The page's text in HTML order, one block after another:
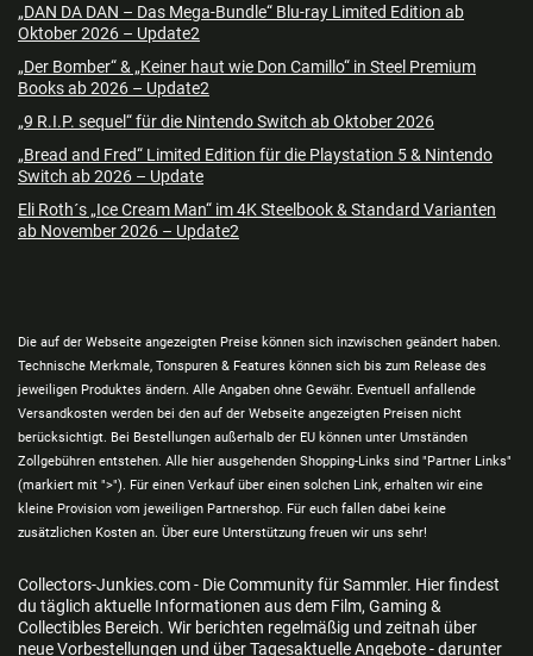
„DAN DA DAN – Das Mega-Bundle“ Blu-ray Limited Edition ab
Oktober 2026 – Update2
„Der Bomber“ & „Keiner haut wie Don Camillo“ in Steel Premium
Books ab 2026 – Update2
„9 R.I.P. sequel“ für die Nintendo Switch ab Oktober 2026
„Bread and Fred“ Limited Edition für die Playstation 5 & Nintendo
Switch ab 2026 – Update
Eli Roth´s „Ice Cream Man“ im 4K Steelbook & Standard Varianten
ab November 2026 – Update2
Die auf der Webseite angezeigten Preise können sich inzwischen geändert haben.
Technische Merkmale, Tonspuren & Features können sich bis zum Release des
jeweiligen Produktes ändern. Alle Angaben ohne Gewähr. Eventuell anfallende
Versandkosten werden bei den auf der Webseite angezeigten Preisen nicht
berücksichtigt. Bei Bestellungen außerhalb der EU können unter Umständen
Zollgebühren entstehen. Alle hier ausgehenden Shopping-Links sind "Partner Links"
(markiert mit ">"). Für einen Verkauf über einen solchen Link, erhalten wir eine
kleine Provision vom jeweiligen Partnershop. Für euch fallen dabei keine
zusätzlichen Kosten an. Über eure Unterstützung freuen wir uns sehr!
Collectors-Junkies.com - Die Community für Sammler. Hier findest
du täglich aktuelle Informationen aus dem Film, Gaming &
Collectibles Bereich. Wir berichten regelmäßig und zeitnah über
neue Vorbestellungen und über Tagesaktuelle Angebote - darunter